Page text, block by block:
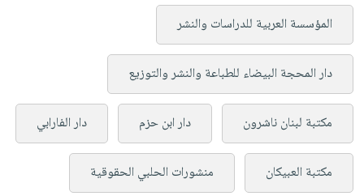
المؤسسة العربية للدراسات والنشر
دار المحجة البيضاء للطباعة والنشر والتوزيع
مكتبة لبنان ناشرون دار ابن حزم دار الفارابي
مكتبة العبيكان منشورات الحلبي الحقوقية